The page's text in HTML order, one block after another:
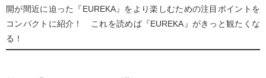
開が間近に迫った『EUREKA』をより楽しむための注目ポイントを
コンパクトに紹介！ これを読めば『EUREKA』がきっと観たくな
る！